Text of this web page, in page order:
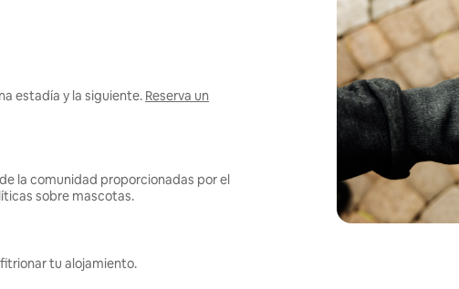
estadía y la siguiente. Reserva un
la comunidad proporcionadas por el
sobre mascotas.
tu alojamiento.